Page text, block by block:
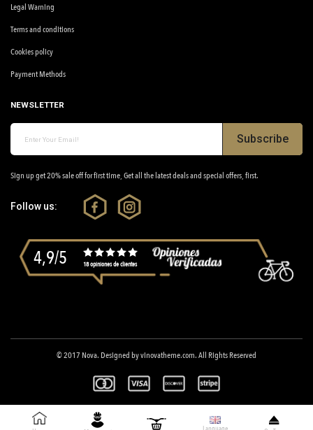
Legal Warning
Terms and conditions
Cookies policy
Payment Methods
NEWSLETTER
Subscribe
Sign up get 20% sale off for first time, Get all the latest deals and special offers, first.
Follow us:
4,9/5 18 opiniones de clientes
© 2017 Nova. Designed byvinovatheme.com. All Rights Reserved